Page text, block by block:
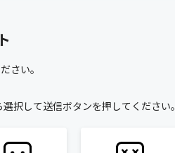
さい。
択して送信ボタンを押してください。